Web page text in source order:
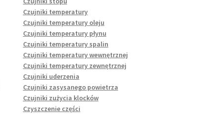
Czujniki temperatury
Czujniki temperatury oleju
Czujniki temperatury płynu
Czujniki temperatury spalin
Czujniki temperatury wewnętrznej
Czujniki temperatury zewnętrznej
Czujniki uderzenia
Czujniki zasysanego powietrza
Czujniki zużycia klocków
Czyszczenie części